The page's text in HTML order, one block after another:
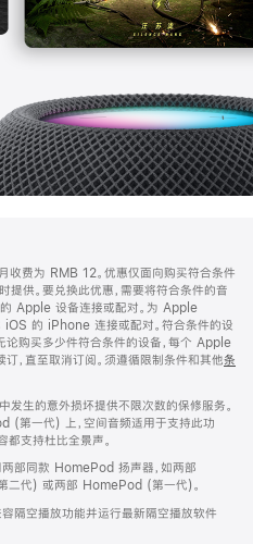
收费为 RMB 12。优惠仅面向购买符合条件
供。要兑换此优惠，需要将符合条件的音
Apple 设备连接或配对。为 Apple
的 iPhone 连接或配对。符合条件的设
论购买多少件符合条件的设备，每个 Apple
，直至取消订阅。须遵循限制条件和其他条
生的意外损坏提供不限次数的保修服务。
一代) 上，空间音频适用于支持此功
支持杜比全景声。
部同款 HomePod 扬声器，如两部
代) 或两部 HomePod (第一代)。
隔空播放功能并运行最新隔空播放软件